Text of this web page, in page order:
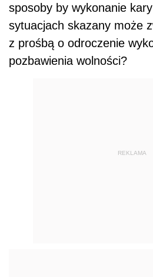
sposoby by wykonanie
sytuacjach skazany może
z prośbą o odroczenie
pozbawienia wolności?
REKLAMA